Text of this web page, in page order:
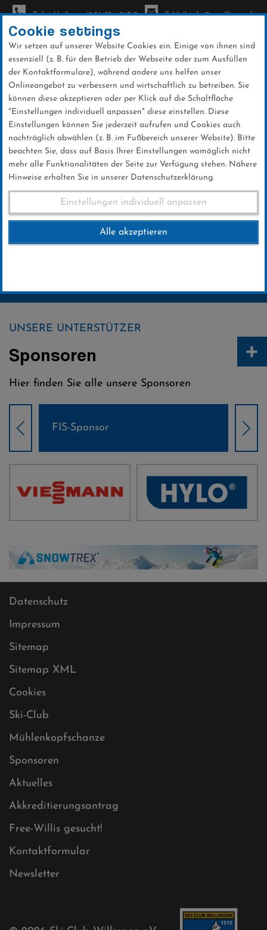
Direkt
zum
Inhalt
Ticket-Hotline: +49 56 32 - 960-0 E-Mail: info@sc-willingen.de
News
Cookie settings
Wir setzen auf unserer Website Cookies ein. Einige von ihnen sind
essenziell (z. B. für den Betrieb der Webseite oder zum Ausfüllen
der Kontaktformulare), während andere uns helfen unser
Onlineangebot zu verbessern und wirtschaftlich zu betreiben. Sie
können diese akzeptieren oder per Klick auf die Schaltfläche
"Einstellungen individuell anpassen" diese einstellen. Diese
Einstellungen können Sie jederzeit aufrufen und Cookies auch
nachträglich abwählen (z. B. im Fußbereich unserer Website). Bitte
beachten Sie, dass auf Basis Ihrer Einstellungen womöglich nicht
mehr alle Funktionalitäten der Seite zur Verfügung stehen. Nähere
Hinweise erhalten Sie in unserer Datenschutzerklärung.
Einstellungen individuell anpassen
Alle akzeptieren
INFORMIERT BLEIBEN
SC Willingen Newsletter
UNSERE UNTERSTÜTZER
Sponsoren
Hier finden Sie alle unsere Sponsoren
Weltcup-Sponsoren Damen
Datenschutz
Impressum
Sitemap
Sitemap XML
Cookies
Ski-Club
Mühlenkopfschanze
Sponsoren
Aktuelles
Akkreditierungsantrag
Free-Willis gesucht!
Kontaktformular
+